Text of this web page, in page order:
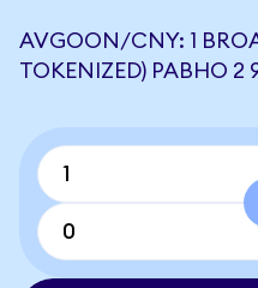
AVGOON/CNY: 1
TOKENIZED) РАВНО 2